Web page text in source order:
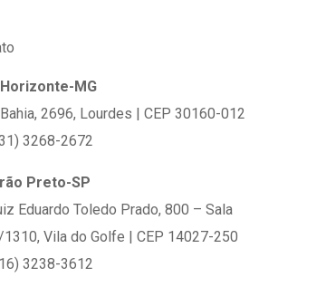
MG
2696, Lourdes | CEP 30160-012
3268-2672
Preto-SP
Eduardo Toledo Prado, 800 – Sala
Vila do Golfe | CEP 14027-250
3238-3612